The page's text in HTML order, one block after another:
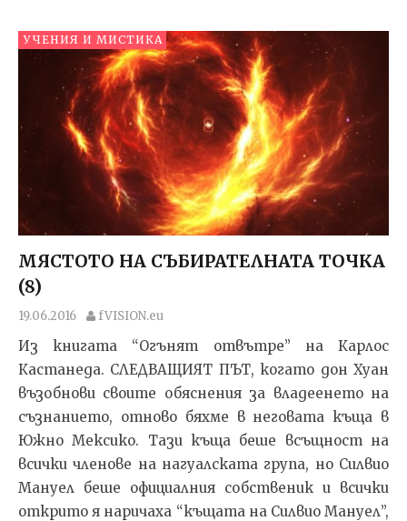
УЧЕНИЯ И МИСТИКА
МЯСТОТО НА СЪБИРАТЕЛНАТА ТОЧКА
(8)
19.06.2016 fVISION.eu
Из книгата “Огънят отвътре” на Карлос
Кастанеда. СЛЕДВАЩИЯТ ПЪТ, когато дон Хуан
възобнови свои­те обяснения за владеенето на
съзнанието, отново бях­ме в неговата къща в
Южно Мексико. Тази къща беше всъщност на
всички членове на нагуалската група, но Силвио
Мануел беше официалния собственик и всички
открито я наричаха “къщата на Силвио Мануел”,